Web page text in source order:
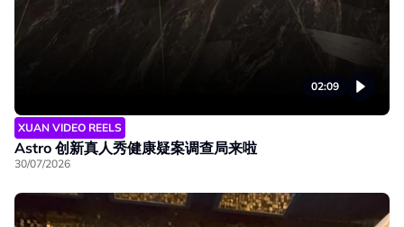
02:09
XUAN VIDEO REELS
Astro 创新真人秀健康疑案调查局来啦
30/07/2026